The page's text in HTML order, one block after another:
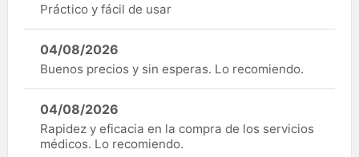
Práctico y fácil de usar
04/08/2026
Buenos precios y sin esperas. Lo recomiendo.
04/08/2026
Rapidez y eficacia en la compra de los servicios
médicos. Lo recomiendo.